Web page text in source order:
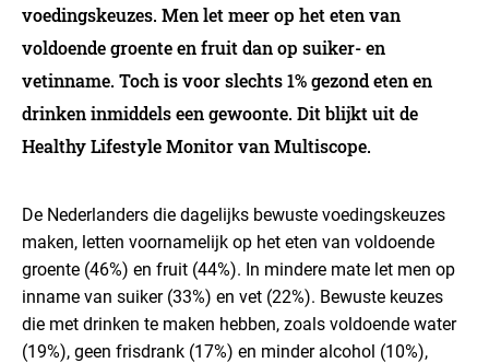
voedingskeuzes. Men let meer op het eten van
voldoende groente en fruit dan op suiker- en
vetinname. Toch is voor slechts 1% gezond eten en
drinken inmiddels een gewoonte. Dit blijkt uit de
Healthy Lifestyle Monitor van Multiscope.
De Nederlanders die dagelijks bewuste voedingskeuzes
maken, letten voornamelijk op het eten van voldoende
groente (46%) en fruit (44%). In mindere mate let men op
inname van suiker (33%) en vet (22%). Bewuste keuzes
die met drinken te maken hebben, zoals voldoende water
(19%), geen frisdrank (17%) en minder alcohol (10%),